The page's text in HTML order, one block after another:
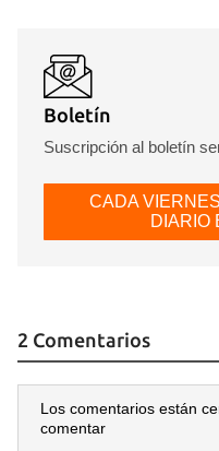
Boletín
Suscripción al boletín
CADA
DIARIO
2 Comentarios
Los comentarios están
comentar